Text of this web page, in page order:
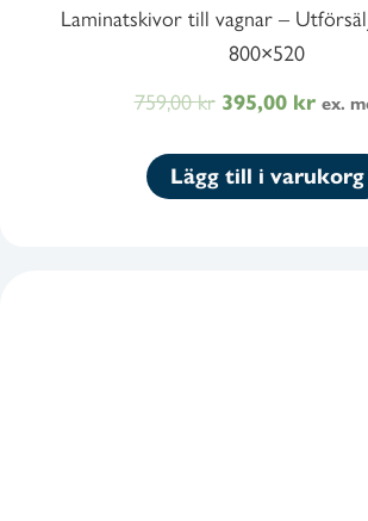
Laminatskivor till vagnar –
800×520
759,00kr Det
priset
var:
395,00 krDet
priset
är:
ex.
Lägg till i varukorg